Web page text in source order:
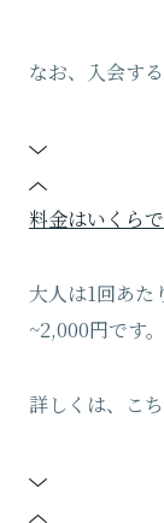
なお、入会す
料金はいくら
大人は1回あた
~2,000円です。
詳しくは、こ